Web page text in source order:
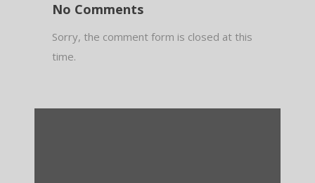
No Comments
Sorry, the comment form is closed at this
time.